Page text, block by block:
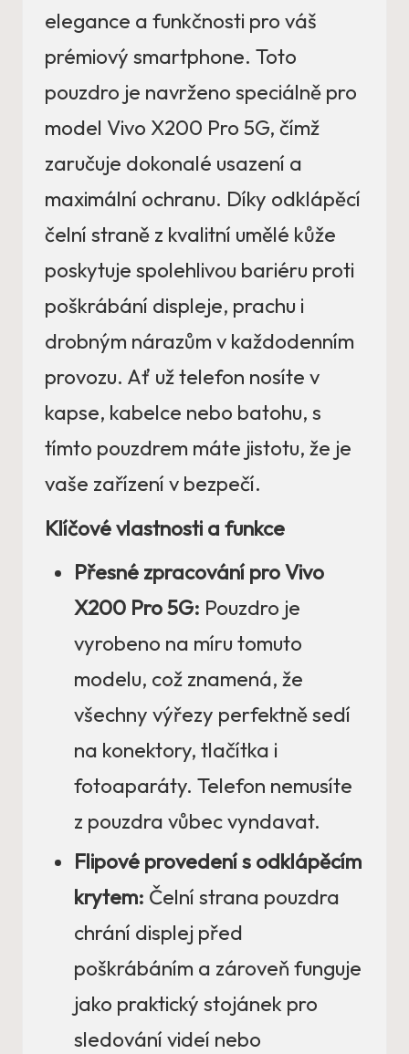
elegance a funkčnosti pro váš
prémiový smartphone. Toto
pouzdro je navrženo speciálně pro
model Vivo X200 Pro 5G, čímž
zaručuje dokonalé usazení a
maximální ochranu. Díky odklápěcí
čelní straně z kvalitní umělé kůže
poskytuje spolehlivou bariéru proti
poškrábání displeje, prachu i
drobným nárazům v každodenním
provozu. Ať už telefon nosíte v
kapse, kabelce nebo batohu, s
tímto pouzdrem máte jistotu, že je
vaše zařízení v bezpečí.
Klíčové vlastnosti a funkce
Přesné zpracování pro Vivo
X200 Pro 5G: Pouzdro je
vyrobeno na míru tomuto
modelu, což znamená, že
všechny výřezy perfektně sedí
na konektory, tlačítka i
fotoaparáty. Telefon nemusíte
z pouzdra vůbec vyndavat.
Flipové provedení s odklápěcím
krytem: Čelní strana pouzdra
chrání displej před
poškrábáním a zároveň funguje
jako praktický stojánek pro
sledování videí nebo